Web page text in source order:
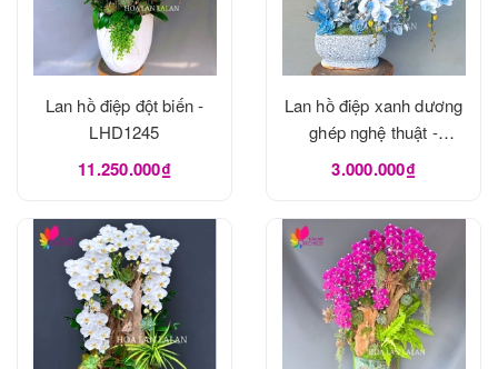
Lan hồ điệp đột biến -
LHD1245
11.250.000₫
Lan hồ điệp xanh dương
ghép nghệ thuật -
LHD1240
3.000.000₫